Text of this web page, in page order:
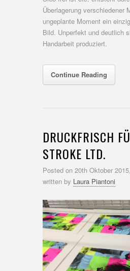
Überlagerung verschiedener
ungeplante Moment ein
Bild. Unperfekt und deutlich
Handarbeit produziert.
Continue Reading
DRUCKFRISCH
STROKE LTD.
Posted on 20th Oktober 2015,
written by Laura Piantoni